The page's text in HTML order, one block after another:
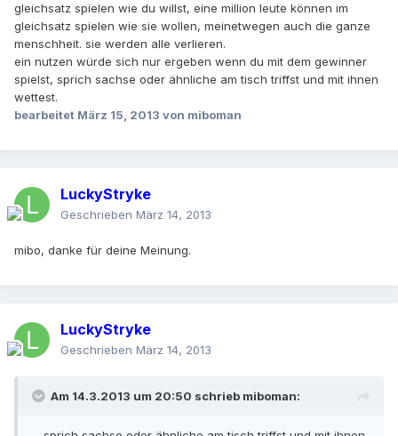
gleichsatz spielen wie du willst, eine million leute können im
gleichsatz spielen wie sie wollen, meinetwegen auch die ganze
menschheit. sie werden alle verlieren.
ein nutzen würde sich nur ergeben wenn du mit dem gewinner
spielst, sprich sachse oder ähnliche am tisch triffst und mit ihnen
wettest.
bearbeitet März 15, 2013 von miboman
LuckyStryke
Geschrieben März 14, 2013
mibo, danke für deine Meinung.
LuckyStryke
Geschrieben März 14, 2013
Am 14.3.2013 um 20:50 schrieb miboman: